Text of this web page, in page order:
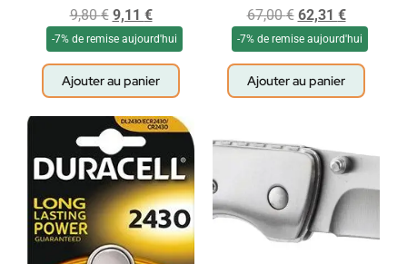
9,80€ 9,11 €
-7% de remise aujourd'hui
Ajouter au panier
67,00€ 62,31 €
-7% de remise aujourd'hui
Ajouter au panier